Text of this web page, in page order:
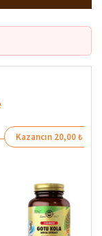
Kazancın 20,00 ₺